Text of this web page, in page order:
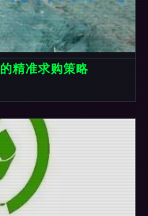
精准求购策略